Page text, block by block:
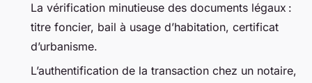
La vérification minutieuse des documents légaux :
titre foncier, bail à usage d’habitation, certificat
d’urbanisme.
L’authentification de la transaction chez un notaire,